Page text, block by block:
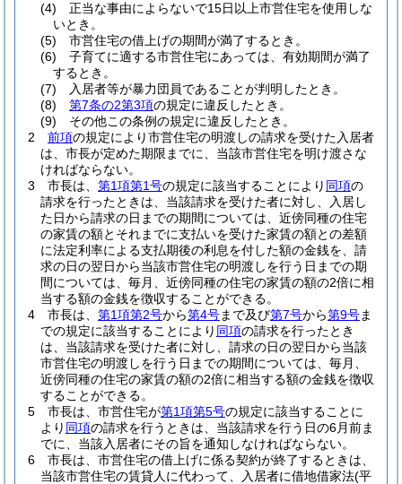
(4)
正当な事由によらないで15日以上市営住宅を使用しな
いとき。
(5)
市営住宅の借上げの期間が満了するとき。
(6)
子育てに適する市営住宅にあっては、有効期間が満了
するとき。
(7)
入居者等が暴力団員であることが判明したとき。
(8)
第7条の2第3項の規定に違反したとき。
(9)
その他この条例の規定に違反したとき。
2
前項の規定により市営住宅の明渡しの請求を受けた入居者
は、市長が定めた期限までに、当該市営住宅を明け渡さな
ければならない。
3
市長は、 第1項第1号の規定に該当することにより 同項の
請求を行ったときは、当該請求を受けた者に対し、入居し
た日から請求の日までの期間については、近傍同種の住宅
の家賃の額とそれまでに支払いを受けた家賃の額との差額
に法定利率による支払期後の利息を付した額の金銭を、請
求の日の翌日から当該市営住宅の明渡しを行う日までの期
間については、毎月、近傍同種の住宅の家賃の額の2倍に相
当する額の金銭を徴収することができる。
4
市長は、 第1項第2号から第4号まで及び第7号から第9号ま
での規定に該当することにより 同項の請求を行ったとき
は、当該請求を受けた者に対し、請求の日の翌日から当該
市営住宅の明渡しを行う日までの期間については、毎月、
近傍同種の住宅の家賃の額の2倍に相当する額の金銭を徴収
することができる。
5
市長は、市営住宅が第1項第5号の規定に該当することに
より 同項の請求を行うときは、当該請求を行う日の6月前ま
でに、当該入居者にその旨を通知しなければならない。
6
市長は、市営住宅の借上げに係る契約が終了するときは、
当該市営住宅の賃貸人に代わって、入居者に借地借家法(平